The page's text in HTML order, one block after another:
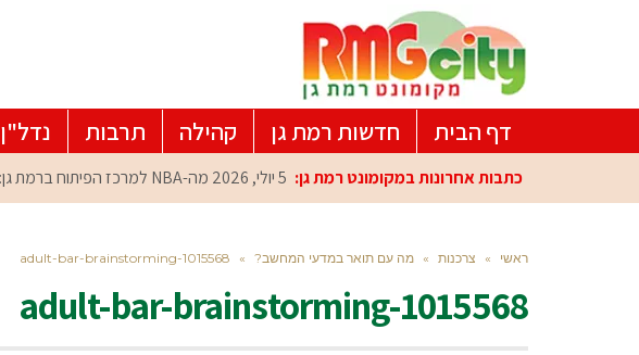
דף הבית חדשות רמת גן קהילה תרבות נדל"ן
כתבות אחרונות במקומונט רמת גן: 5 יולי, 2026 מה-NBA למרכז הפיתוח ברמת גן: עומרי כספי במפגש הוקרה מיוחד
ראשי » צרכנות » מה עם תואר במדעי המחשב? »
adult-bar-brainstorming-1015568
adult-bar-brainstorming-1015568